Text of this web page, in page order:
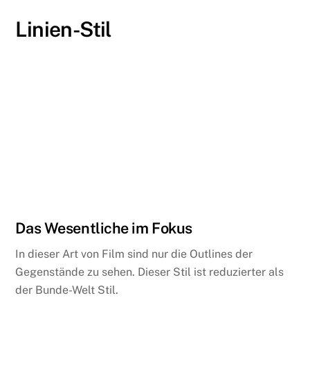
Linien-Stil
Das Wesentliche im Fokus
In dieser Art von Film sind nur die Outlines der
Gegenstände zu sehen. Dieser Stil ist reduzierter als
der Bunde-Welt Stil.